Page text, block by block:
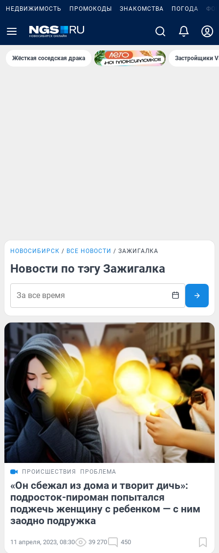
НЕДВИЖИМОСТЬ ПРОМОКОДЫ ЗНАКОМСТВА ПОГОДА
Жёсткая соседская драка Застройщики
НОВОСИБИРСК ВСЕ НОВОСТИ ЗАЖИГАЛКА
Новости по тэгу Зажигалка
ПРОИСШЕСТВИЯ ПРОБЛЕМА
«Он сбежал из дома и творит дичь»:
подросток-пироман попытался
поджечь женщину с ребенком — с ним
заодно подружка
11 апреля, 2023, 08:30 39 270 450